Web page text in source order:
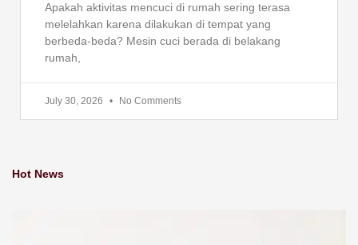
Apakah aktivitas mencuci di rumah sering terasa
melelahkan karena dilakukan di tempat yang
berbeda-beda? Mesin cuci berada di belakang
rumah,
July 30, 2026 No Comments
Hot News